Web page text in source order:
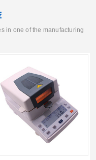
in one of the manufacturing